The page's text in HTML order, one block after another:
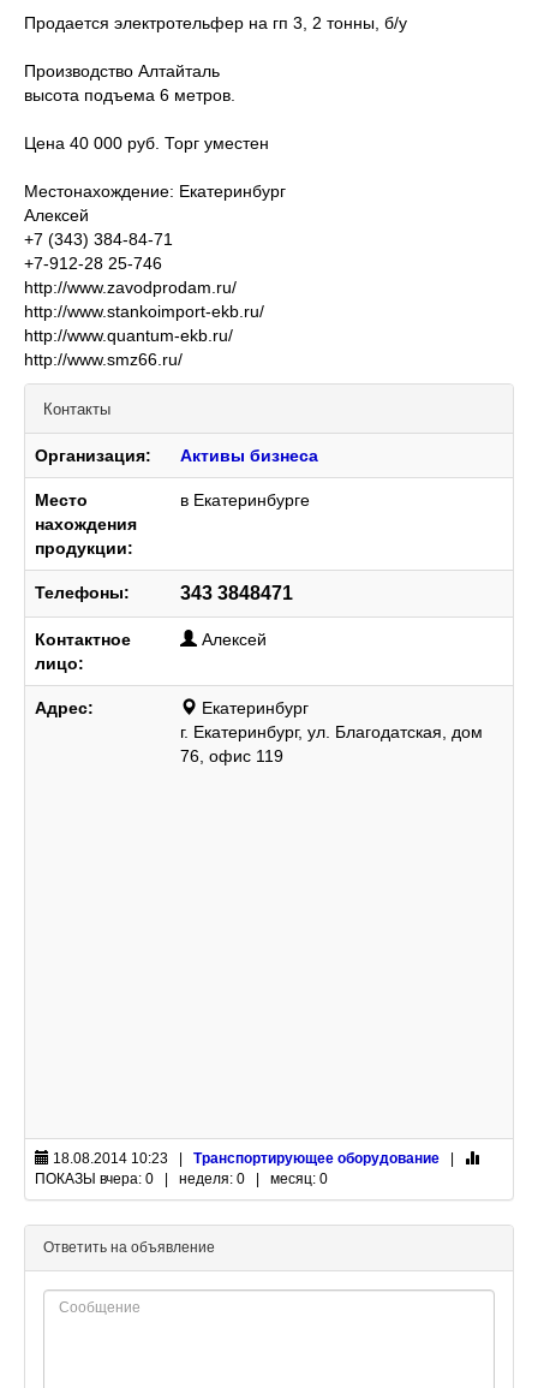
Продается электротельфер на гп 3, 2 тонны, б/у
Производство Алтайталь
высота подъема 6 метров.
Цена 40 000 руб. Торг уместен
Местонахождение: Екатеринбург
Алексей
+7 (343) 384-84-71
+7-912-28 25-746
http://www.zavodprodam.ru/
http://www.stankoimport-ekb.ru/
http://www.quantum-ekb.ru/
http://www.smz66.ru/
Контакты
Организация: Активы бизнеса
Место
нахождения
продукции:
в Екатеринбурге
Телефоны: 343 3848471
Контактное
лицо:
Алексей
Адрес:
Екатеринбург
г. Екатеринбург, ул. Благодатская, дом
76, офис 119
18.08.2014 10:23 | Транспортирующее оборудование |
ПОКАЗЫ вчера: 0 | неделя: 0 | месяц: 0
Ответить на объявление